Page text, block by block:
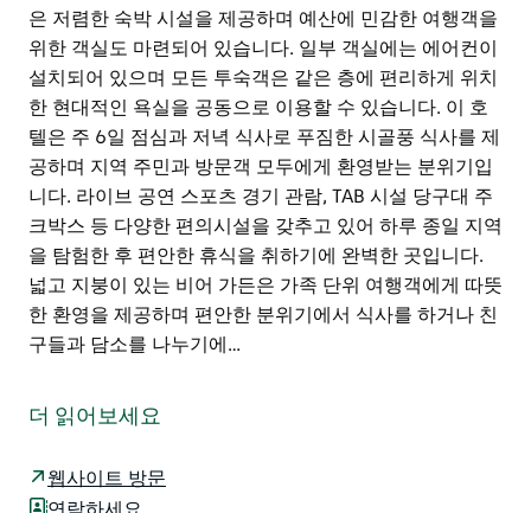
은 저렴한 숙박 시설을 제공하며 예산에 민감한 여행객을
위한 객실도 마련되어 있습니다. 일부 객실에는 에어컨이
설치되어 있으며 모든 투숙객은 같은 층에 편리하게 위치
한 현대적인 욕실을 공동으로 이용할 수 있습니다. 이 호
텔은 주 6일 점심과 저녁 식사로 푸짐한 시골풍 식사를 제
공하며 지역 주민과 방문객 모두에게 환영받는 분위기입
니다. 라이브 공연 스포츠 경기 관람, TAB 시설 당구대 주
크박스 등 다양한 편의시설을 갖추고 있어 하루 종일 지역
을 탐험한 후 편안한 휴식을 취하기에 완벽한 곳입니다.
넓고 지붕이 있는 비어 가든은 가족 단위 여행객에게 따뜻
한 환영을 제공하며 편안한 분위기에서 식사를 하거나 친
구들과 담소를 나누기에…
켓 영화관 그리고 마을의 주요 쇼핑가로의 편리한 접근성
이 친절한 지역 주민들에게 사랑받는 호텔은 저렴한 숙박
시설을 제공하며 예산에 민감한 여행객을 위한 객실도 마
더 읽어보세요
웹사이트 방문